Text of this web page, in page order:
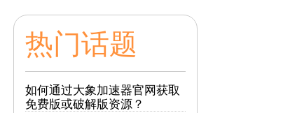
热门话题
如何通过大象加速器官网获取
免费版或破解版资源？